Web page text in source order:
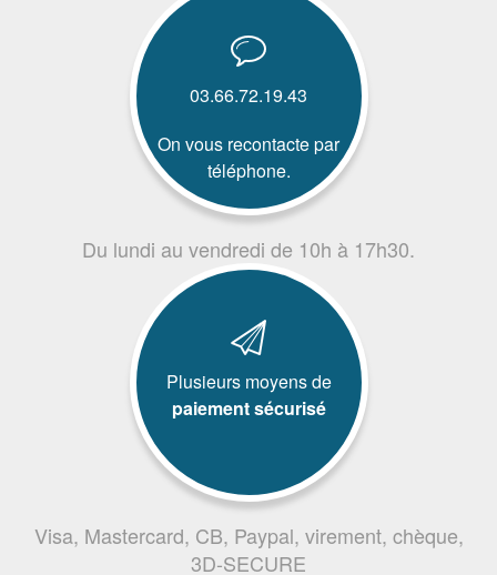
03.66.72.19.43
On vous recontacte par
téléphone.
Du lundi au vendredi de 10h à 17h30.
Plusieurs moyens de
paiement sécurisé
Visa, Mastercard, CB, Paypal, virement, chèque,
3D-SECURE